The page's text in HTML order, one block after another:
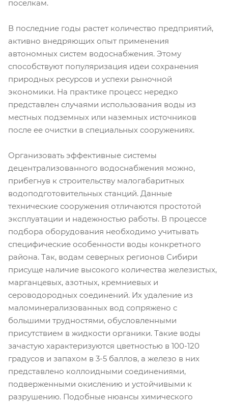
поселкам.
В последние годы растет количество предприятий,
активно внедряющих опыт применения
автономных систем водоснабжения. Этому
способствуют популяризация идеи сохранения
природных ресурсов и успехи рыночной
экономики. На практике процесс нередко
представлен случаями использования воды из
местных подземных или наземных источников
после ее очистки в специальных сооружениях.
Организовать эффективные системы
децентрализованного водоснабжения можно,
прибегнув к строительству малогабаритных
водоподготовительных станций. Данные
технические сооружения отличаются простотой
эксплуатации и надежностью работы. В процессе
подбора оборудования необходимо учитывать
специфические особенности воды конкретного
района. Так, водам северных регионов Сибири
присуще наличие высокого количества железистых,
марганцевых, азотных, кремниевых и
сероводородных соединений. Их удаление из
маломинерализованных вод сопряжено с
большими трудностями, обусловленными
присутствием в жидкости органики. Такие воды
зачастую характеризуются цветностью в 100-120
градусов и запахом в 3-5 баллов, а железо в них
представлено коллоидными соединениями,
подверженными окислению и устойчивыми к
разрушению. Подобные нюансы химического